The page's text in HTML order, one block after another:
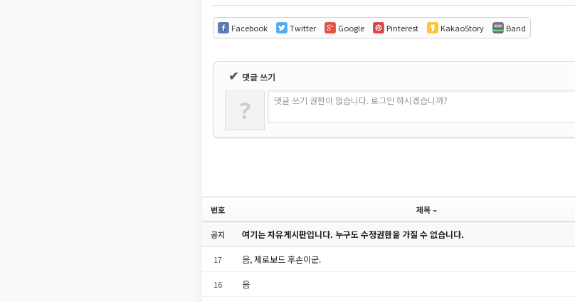
Facebook Twitter Google Pinterest KakaoStory Band
✔ 댓글 쓰기
? 댓글 쓰기 권한이 없습니다. 로그인 하시겠습니까?
번호 제목
공지 여기는 자유게시판입니다. 누구도 수정권한을 가질 수 없습니다.
17 음, 제로보드 후손이군.
16 음